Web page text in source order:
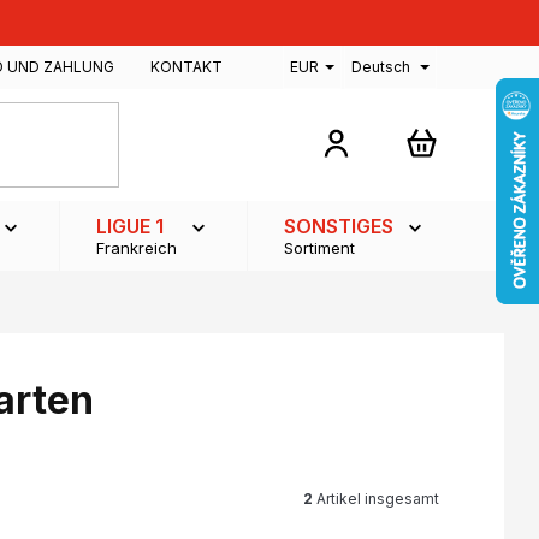
UND ZAHLUNG KONTAKT EUR Deutsch
LIGUE 1
Frankreich
SONSTIGES
Sortiment
2 Artikel insgesamt